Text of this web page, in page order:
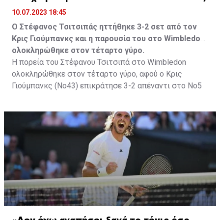
10.07.2023 18:45
Ο Στέφανος Τσιτσιπάς ηττήθηκε 3-2 σετ από τον
Κρις Γιούμπανκς και η παρουσία του στο Wimbledon
ολοκληρώθηκε στον τέταρτο γύρο.
Η πορεία του Στέφανου Τσιτσιπά στο Wimbledon
ολοκληρώθηκε στον τέταρτο γύρο, αφού ο Κρις
Γιούμπανκς (Νο43) επικράτησε 3-2 απέναντι στο Νο5
Ο Έλληνας τενίστας προηγήθηκε 2-1, όμως κάποια
αβίαστα λάθη σε κρίσιμα σημεία επέτρεψαν στον
Αμερικανό να κάνει την ανατροπή και να φτάσει στην
μεγάλη νίκη.
Το ματς:
Ο Στέφανος Τσιτσιπάς μπήκε ιδανικό στο παιχνίδι.